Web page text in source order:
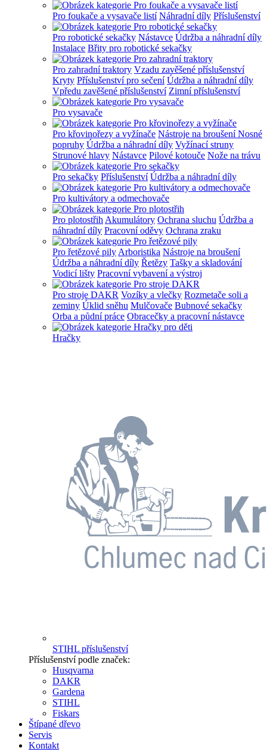
Pro foukače a vysavače listí Náhradní díly Příslušenství
Pro robotické sekačky Nástavce Údržba a náhradní díly
Instalace Břity pro robotické sekačky
Pro zahradní traktory Vzadu zavěšené příslušenství
Kryty Příslušenství pro sečení Údržba a náhradní díly
Vpředu zavěšené příslušenství Zimní příslušenství
Pro vysavače
Pro křovinořezy a vyžínače Nástroje na broušeníNosné
popruhy Údržba a náhradní díly Vyžínací struny
Strunové hlavy Nástavce Pilové kotouče Nože na trávu
Pro sekačky Příslušenství Údržba a náhradní díly
Pro kultivátory a odmechovače
Pro plotostřih Akumulátory Ochrana sluchu Údržba a
náhradní díly Pracovní oděvy Ochrana zraku
Pro řetězové pily Arboristika Nástroje na broušení
Údržba a náhradní díly Řetězy Tašky a skladování
Vodicí lišty Pracovní vybavení a výstroj
Pro stroje DAKR Vozíky a vlečky Rozmetače soli a
zeminy Úklid sněhu Mulčovače Bubnové sekačky
Orba a půdní práce Obracečky a pracovní nástavce
Hračky
STIHL příslušenství
Příslušenství podle značek:
Husqvarna
DAKR
Gardena
STIHL
Fiskars
Štípané dřevo
Servis
Kontakt